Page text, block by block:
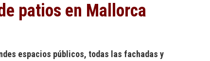
patios en Mallorca
espacios públicos, todas las fachadas y